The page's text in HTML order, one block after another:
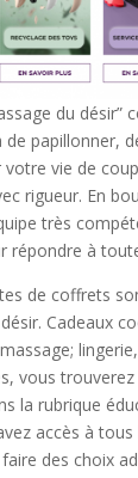
du désir”
papillonner,
vie de
rigueur. En
très
répondre à
de coffrets
Cadeaux
vous
la rubrique
accès à
des choix